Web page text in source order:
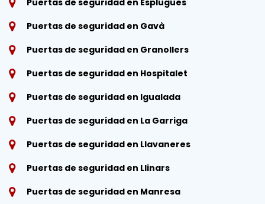
Puertas de seguridad en Gavà
Puertas de seguridad en Granollers
Puertas de seguridad en Hospitalet
Puertas de seguridad en Igualada
Puertas de seguridad en La Garriga
Puertas de seguridad en Llavaneres
Puertas de seguridad en Llinars
Puertas de seguridad en Manresa